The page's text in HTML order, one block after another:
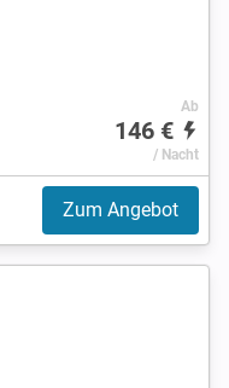
Ab
146 €
/ Nacht
Zum Angebot